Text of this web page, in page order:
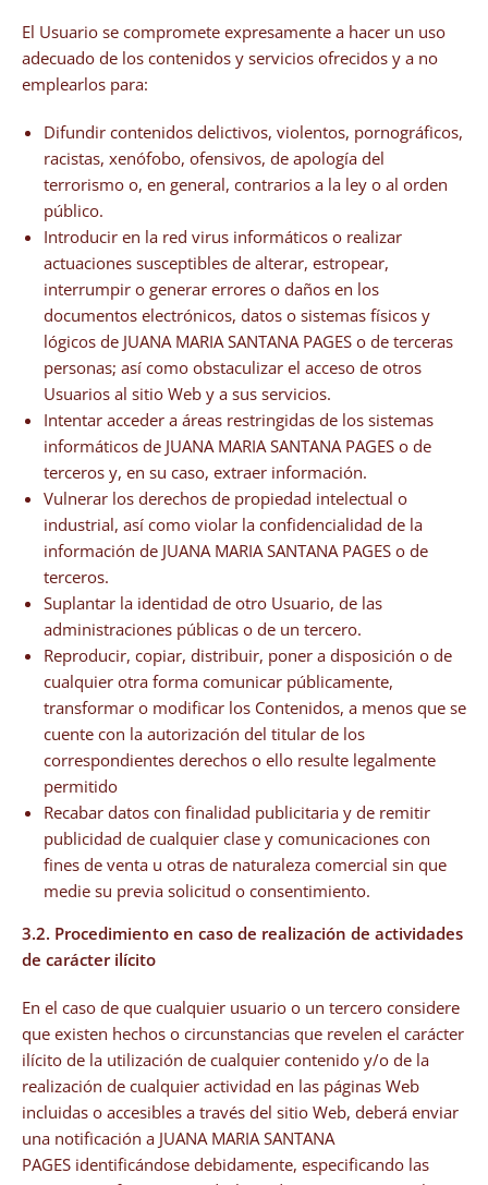
El Usuario se compromete expresamente a hacer un uso
adecuado de los contenidos y servicios ofrecidos y a no
emplearlos para:
Difundir contenidos delictivos, violentos, pornográficos,
racistas, xenófobo, ofensivos, de apología del
terrorismo o, en general, contrarios a la ley o al orden
público.
Introducir en la red virus informáticos o realizar
actuaciones susceptibles de alterar, estropear,
interrumpir o generar errores o daños en los
documentos electrónicos, datos o sistemas físicos y
lógicos de JUANA MARIA SANTANA PAGES o de terceras
personas; así como obstaculizar el acceso de otros
Usuarios al sitio Web y a sus servicios.
Intentar acceder a áreas restringidas de los sistemas
informáticos de JUANA MARIA SANTANA PAGES o de
terceros y, en su caso, extraer información.
Vulnerar los derechos de propiedad intelectual o
industrial, así como violar la confidencialidad de la
información de JUANA MARIA SANTANA PAGES o de
terceros.
Suplantar la identidad de otro Usuario, de las
administraciones públicas o de un tercero.
Reproducir, copiar, distribuir, poner a disposición o de
cualquier otra forma comunicar públicamente,
transformar o modificar los Contenidos, a menos que se
cuente con la autorización del titular de los
correspondientes derechos o ello resulte legalmente
permitido
Recabar datos con finalidad publicitaria y de remitir
publicidad de cualquier clase y comunicaciones con
fines de venta u otras de naturaleza comercial sin que
medie su previa solicitud o consentimiento.
3.2. Procedimiento en caso de realización de actividades
de carácter ilícito
En el caso de que cualquier usuario o un tercero considere
que existen hechos o circunstancias que revelen el carácter
ilícito de la utilización de cualquier contenido y/o de la
realización de cualquier actividad en las páginas Web
incluidas o accesibles a través del sitio Web, deberá enviar
una notificación a JUANA MARIA SANTANA
PAGES identificándose debidamente, especificando las